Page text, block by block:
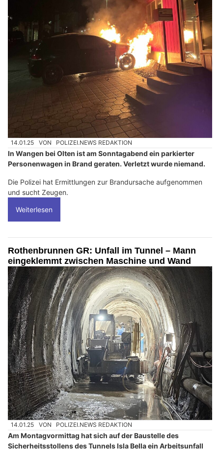
14.01.25 VON POLIZEI.NEWS REDAKTION
In Wangen bei Olten ist am Sonntagabend ein parkierter
Personenwagen in Brand geraten. Verletzt wurde niemand.
Die Polizei hat Ermittlungen zur Brandursache aufgenommen
und sucht Zeugen.
Weiterlesen
Rothenbrunnen GR: Unfall im Tunnel – Mann
eingeklemmt zwischen Maschine und Wand
14.01.25 VON POLIZEI.NEWS REDAKTION
Am Montagvormittag hat sich auf der Baustelle des
Sicherheitsstollens des Tunnels Isla Bella ein Arbeitsunfall